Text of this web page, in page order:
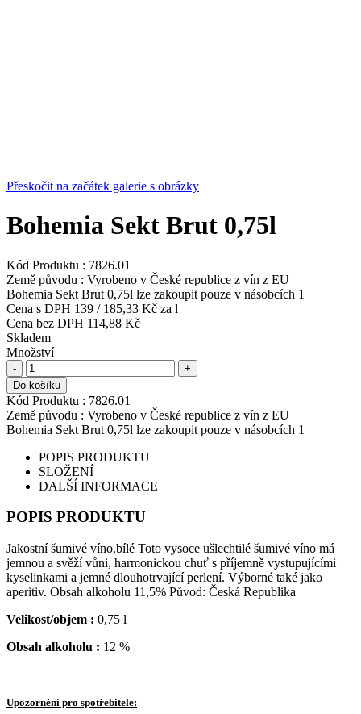
Přeskočit na začátek galerie s obrázky
Bohemia Sekt Brut 0,75l
Kód Produktu : 7826.01
Země původu : Vyrobeno v České republice z vín z EU
Bohemia Sekt Brut 0,75l lze zakoupit pouze v násobcích 1
Cena s DPH 139 / 185,33 Kč za l
Cena bez DPH 114,88 Kč
Skladem
Množství
-
+
Do košíku
Kód Produktu : 7826.01
Země původu : Vyrobeno v České republice z vín z EU
Bohemia Sekt Brut 0,75l lze zakoupit pouze v násobcích 1
POPIS PRODUKTU
SLOŽENÍ
DALŠÍ INFORMACE
POPIS PRODUKTU
Jakostní šumivé víno,bílé Toto vysoce ušlechtilé šumivé víno má
jemnou a svěží vůni, harmonickou chuť s příjemně vystupujícími
kyselinkami a jemné dlouhotrvající perlení. Výborné také jako
aperitiv. Obsah alkoholu 11,5% Původ: Česká Republika
Velikost/objem : 0,75 l
Obsah alkoholu : 12 %
Upozornění pro spotřebitele: